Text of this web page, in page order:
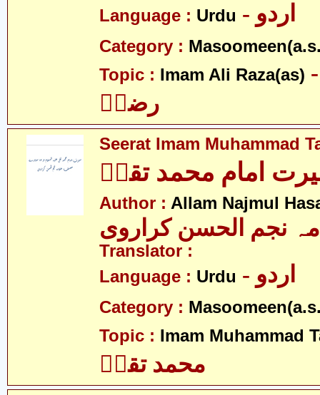
Language : Urdu - اردو
Category :
Topic : Imam Ali Raza(as) علی
رضاؑ
Seerat Imam Muhammad
امام محمد تقیؑ
Author : Allam Najmul
نجم الحسن کراروی
Translator :
Language : Urdu - اردو
Category :
Topic : Imam Muhammad
محمد تقیؑ